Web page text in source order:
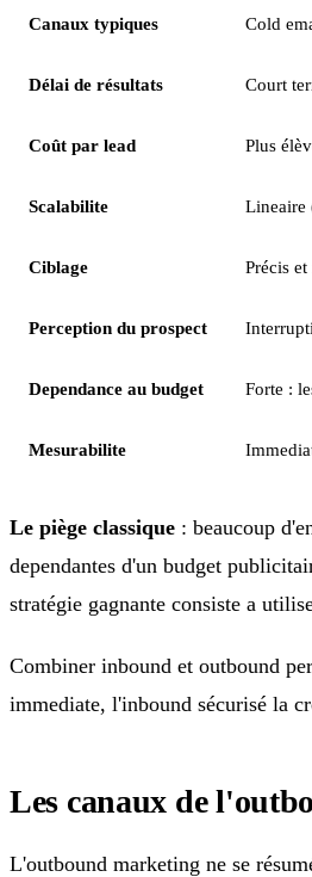
Canaux typiques Cold
Délai de résultats Court
Coût par lead Plus
Scalabilite Lineaire
Ciblage Précis
Perception du prospect
Dependance au budget Forte :
Mesurabilite
Le piège classique : beaucoup
dependantes d'un budget
stratégie gagnante consiste a
Combiner inbound et outbound
immediate, l'inbound sécurisé la
Les canaux de
L'outbound marketing ne se